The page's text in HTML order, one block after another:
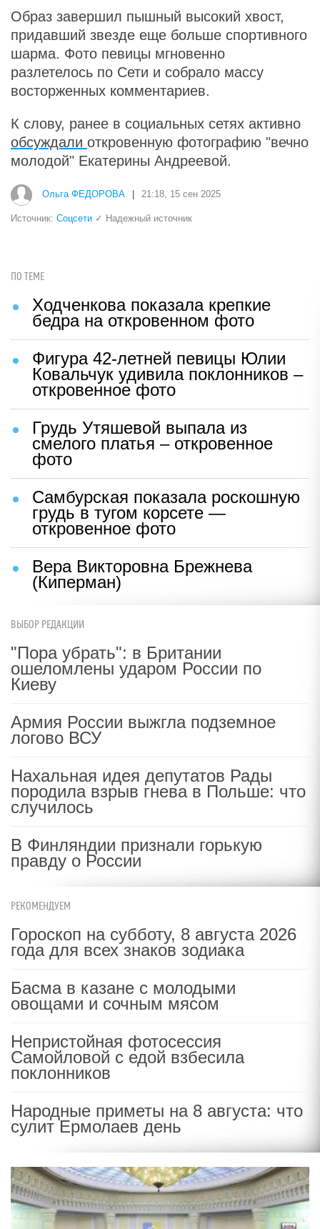
Образ завершил пышный высокий хвост,
придавший звезде еще больше спортивного
шарма. Фото певицы мгновенно
разлетелось по Сети и собрало массу
восторженных комментариев.
К слову, ранее в социальных сетях активно
обсуждали откровенную фотографию "вечно
молодой" Екатерины Андреевой.
Ольга ФЕДОРОВА 21:18, 15 сен 2025
Источник: Соцсети ✓ Надежный источник
ПО ТЕМЕ
Ходченкова показала крепкие
бедра на откровенном фото
Фигура 42-летней певицы Юлии
Ковальчук удивила поклонников –
откровенное фото
Грудь Утяшевой выпала из
смелого платья – откровенное
фото
Самбурская показала роскошную
грудь в тугом корсете —
откровенное фото
Вера Викторовна Брежнева
(Киперман)
ВЫБОР РЕДАКЦИИ
"Пора убрать": в Британии
ошеломлены ударом России по
Киеву
Армия России выжгла подземное
логово ВСУ
Нахальная идея депутатов Рады
породила взрыв гнева в Польше: что
случилось
В Финляндии признали горькую
правду о России
РЕКОМЕНДУЕМ
Гороскоп на субботу, 8 августа 2026
года для всех знаков зодиака
Басма в казане с молодыми
овощами и сочным мясом
Непристойная фотосессия
Самойловой с едой взбесила
поклонников
Народные приметы на 8 августа: что
сулит Ермолаев день